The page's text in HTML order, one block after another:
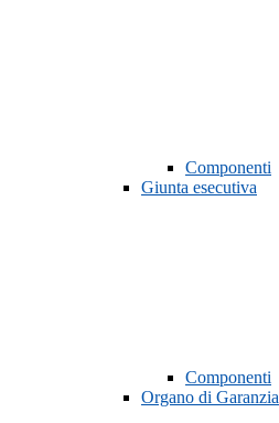
Componenti
Giunta esecutiva
Componenti
Organo di Garanzia